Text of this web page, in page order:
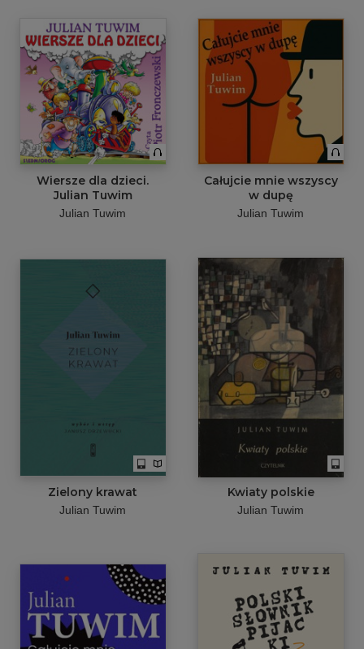
Wiersze dla dzieci.
Julian Tuwim
Julian Tuwim
Całujcie mnie wszyscy
w dupę
Julian Tuwim
Zielony krawat
Julian Tuwim
Kwiaty polskie
Julian Tuwim